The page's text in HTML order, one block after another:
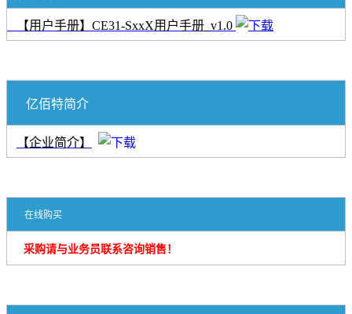
【用户手册】CE31-SxxX用户手册_v1.0
亿佰特简介
【企业简介】
在线购买
采购请与业务员联系咨询销售！